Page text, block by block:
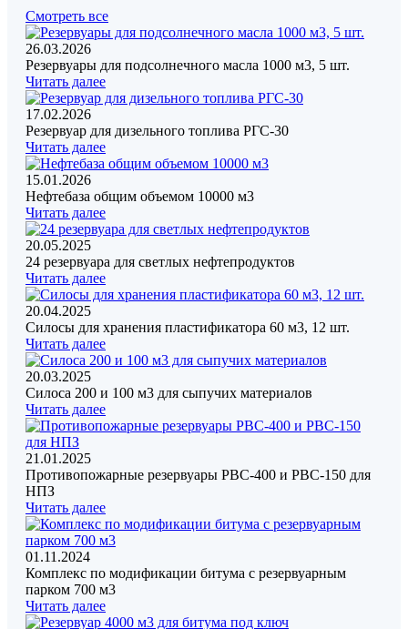
Смотреть все
26.03.2026
Резервуары для подсолнечного масла 1000 м3, 5 шт.
Читать далее
17.02.2026
Резервуар для дизельного топлива РГС-30
Читать далее
15.01.2026
Нефтебаза общим объемом 10000 м3
Читать далее
20.05.2025
24 резервуара для светлых нефтепродуктов
Читать далее
20.04.2025
Силосы для хранения пластификатора 60 м3, 12 шт.
Читать далее
20.03.2025
Силоса 200 и 100 м3 для сыпучих материалов
Читать далее
21.01.2025
Противопожарные резервуары РВС-400 и РВС-150 для
НПЗ
Читать далее
01.11.2024
Комплекс по модификации битума с резервуарным
парком 700 м3
Читать далее